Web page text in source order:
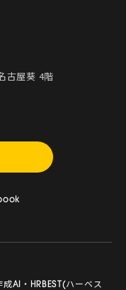
古屋葵 4階
成AI・HRBEST(ハーベス